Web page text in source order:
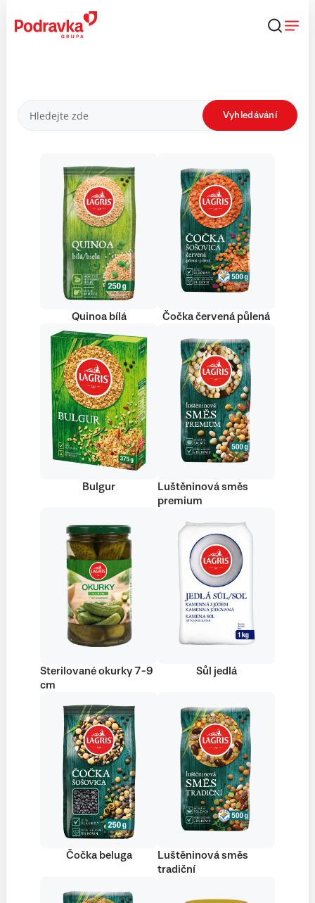
obsahu
Produkty Vyhledávání
Quinoa bílá Čočka červená půlená
Bulgur
Luštěninová směs
premium
Sterilované okurky 7-9
cm
Sůl jedlá
Čočka beluga
Luštěninová směs
tradiční